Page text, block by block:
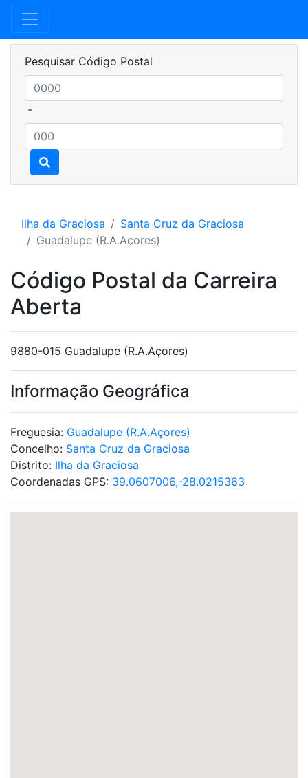
Pesquisar Código Postal
-
Ilha da Graciosa
Santa Cruz da Graciosa
Guadalupe (R.A.Açores)
Código Postal da Carreira
Aberta
9880-015 Guadalupe (R.A.Açores)
Informação Geográfica
Freguesia: Guadalupe (R.A.Açores)
Concelho: Santa Cruz da Graciosa
Distrito: Ilha da Graciosa
Coordenadas GPS: 39.0607006,-28.0215363